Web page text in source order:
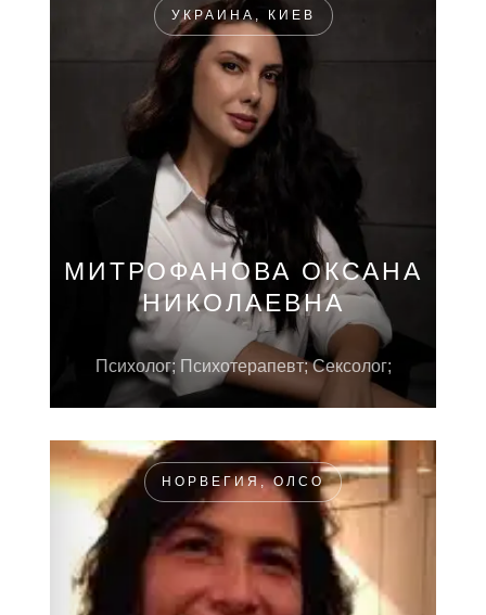
УКРАИНА, КИЕВ
МИТРОФАНОВА ОКСАНА
НИКОЛАЕВНА
Психолог; Психотерапевт; Сексолог;
НОРВЕГИЯ, ОЛСО